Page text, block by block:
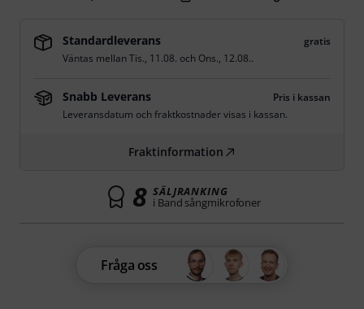
Standardleverans
gratis
Väntas mellanTis., 11.08. och Ons., 12.08..
Snabb Leverans
Pris i kassan
Leveransdatum och fraktkostnader visas i kassan.
Fraktinformation
8 SÄLJRANKING
i Band sångmikrofoner
Fråga oss